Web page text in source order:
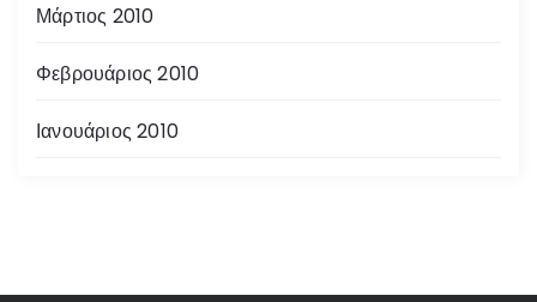
Μάρτιος 2010
Φεβρουάριος 2010
Ιανουάριος 2010